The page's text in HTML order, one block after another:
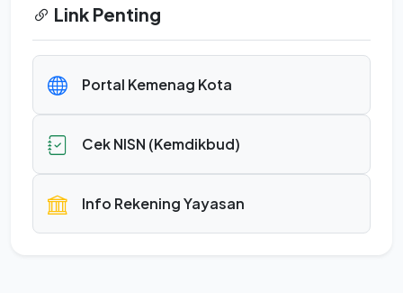
Link Penting
Portal Kemenag Kota
Cek NISN (Kemdikbud)
Info Rekening Yayasan